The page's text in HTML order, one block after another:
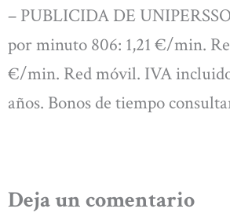
– PUBLICIDA DE
por minuto 806: 1,21 €/min.
€/min. Red móvil. IVA
años. Bonos de tiempo
Deja un comentario